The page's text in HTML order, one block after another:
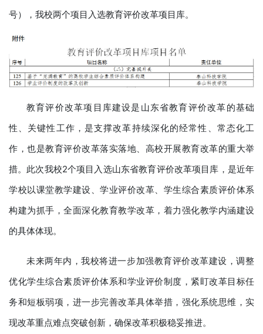
号），我校两个项目入选教育评价改革项目库。
教育评价改革项目库建设是山东省教育评价改革的基础
性、关键性工作，是支撑改革持续深化的经常性、常态化工
作，也是教育评价改革落实落地、高校开展教育改革的重大举
措。此次我校2个项目入选山东省教育评价改革项目库，是近年
学校以课堂教学建设、学业评价改革、学生综合素质评价体系
构建为抓手，全面深化教育教学改革，着力强化教学内涵建设
的具体体现。
未来两年内，我校将进一步加强教育评价改革建设，调整
优化学生综合素质评价体系和学业评价制度，紧盯改革目标任
务和短板弱项，进一步完善改革具体举措，强化系统思维，实
现改革重点难点突破创新，确保改革积极稳妥推进。